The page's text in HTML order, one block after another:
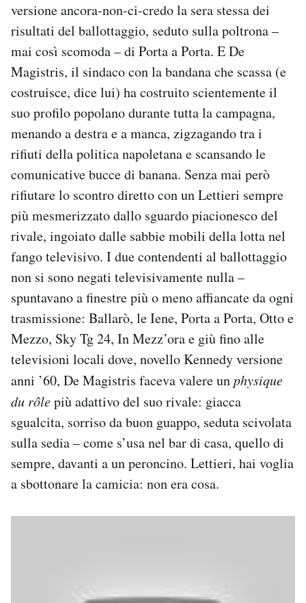
versione ancora-non-ci-credo la sera stessa dei
risultati del ballottaggio, seduto sulla poltrona –
mai così scomoda – di Porta a Porta. E De
Magistris, il sindaco con la bandana che scassa (e
costruisce, dice lui) ha costruito scientemente il
suo profilo popolano durante tutta la campagna,
menando a destra e a manca, zigzagando tra i
rifiuti della politica napoletana e scansando le
comunicative bucce di banana. Senza mai però
rifiutare lo scontro diretto con un Lettieri sempre
più mesmerizzato dallo sguardo piacionesco del
rivale, ingoiato dalle sabbie mobili della lotta nel
fango televisivo. I due contendenti al ballottaggio
non si sono negati televisivamente nulla –
spuntavano a finestre più o meno affiancate da ogni
trasmissione: Ballarò, le Iene, Porta a Porta, Otto e
Mezzo, Sky Tg 24, In Mezz’ora e giù fino alle
televisioni locali dove, novello Kennedy versione
anni ’60, De Magistris faceva valere unphysique
du rôlepiù adattivo del suo rivale: giacca
sgualcita, sorriso da buon guappo, seduta scivolata
sulla sedia – come s’usa nel bar di casa, quello di
sempre, davanti a un peroncino. Lettieri, hai voglia
a sbottonare la camicia: non era cosa.